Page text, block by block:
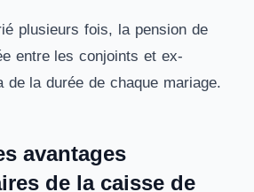
plusieurs fois, la pension de
entre les conjoints et ex-
de la durée de chaque mariage.
avantages
de la caisse de